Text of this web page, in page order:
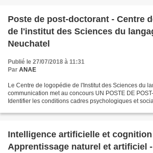
Poste de post-doctorant - Centre
de l'institut des Sciences du
Neuchatel
Publié le 27/07/2018 à 11:31
Par ANAE
Le Centre de logopédie de l'Institut des Sciences du
communication met au concours UN POSTE DE
Identifier les conditions cadres psychologiques et
Intelligence artificielle et
Apprentissage naturel et artificiel